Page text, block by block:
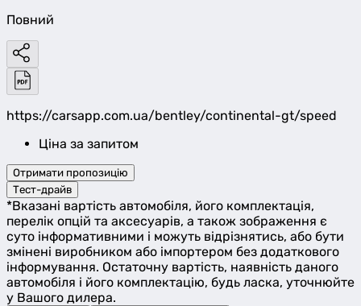
Повний
https://carsapp.com.ua/bentley/continental-gt/speed
Ціна за запитом
Отримати пропозицію
Тест-драйв
*Вказані вартість автомобіля, його комплектація,
перелік опцій та аксесуарів, а також зображення є
суто інформативними і можуть відрізнятись, або бути
змінені виробником або імпортером без додаткового
інформування. Остаточну вартість, наявність даного
автомобіля і його комплектацію, будь ласка, уточнюйте
у Вашого дилера.